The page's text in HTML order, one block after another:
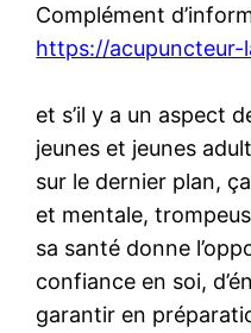
Complément
https://acupuncteur-
et s’il y a un aspect
jeunes et jeunes
sur le dernier plan,
et mentale,
sa santé donne
confiance en soi,
garantir en